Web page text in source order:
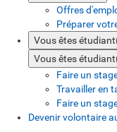
Offres
Préparer
Vous êtes
Vous êtes
Faire un
Travailler en
Faire un
Devenir volontaire